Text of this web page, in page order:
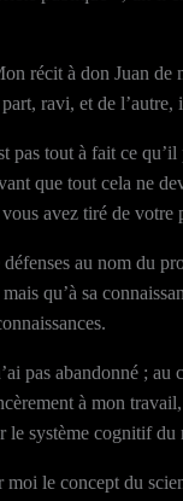
récit à don Juan
ravi, et de l’autre,
pas tout à fait ce
que tout cela ne
avez tiré de
au nom du
qu’à sa
pas abandonné ;
à mon
le système cognitif du
le concept du